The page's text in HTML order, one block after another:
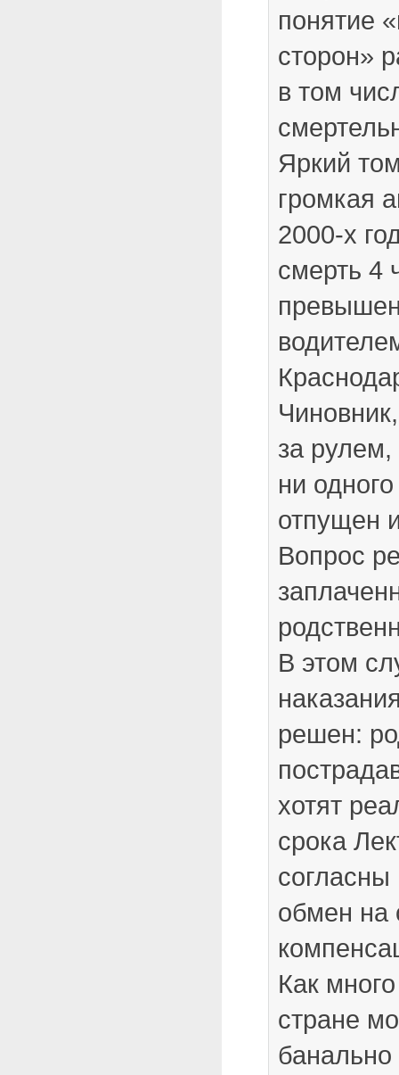
понятие
сторон»
в том
Яркий
громкая
2000-х
смерть 4
за
ни
отпущен
Вопрос
В этом
решен:
хотят
срока
обмен на
Как
стране
банально